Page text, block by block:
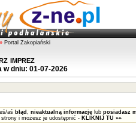
» Portal Zakopiański
imprez
dniu: 01-07-2026
aś błąd , nieaktualną informacjęlub posiadasz
i możesz je udostępnić - KLIKNIJ TU »»